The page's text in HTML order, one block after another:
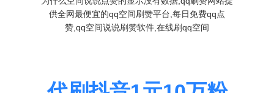
供全网最便宜的qq空间刷赞平台,每日免费qq点
赞,qq空间说说刷赞软件,在线刷qq空间